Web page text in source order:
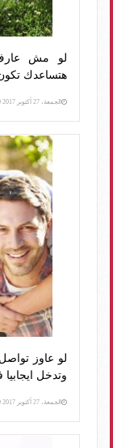
لو مش
هتساعدك
الجمعة، 27 أكتوبر 2017 09:00 ص
لو عاوز
وتدخل ايجابيا
الجمعة، 27 أكتوبر 2017 12:00 ص